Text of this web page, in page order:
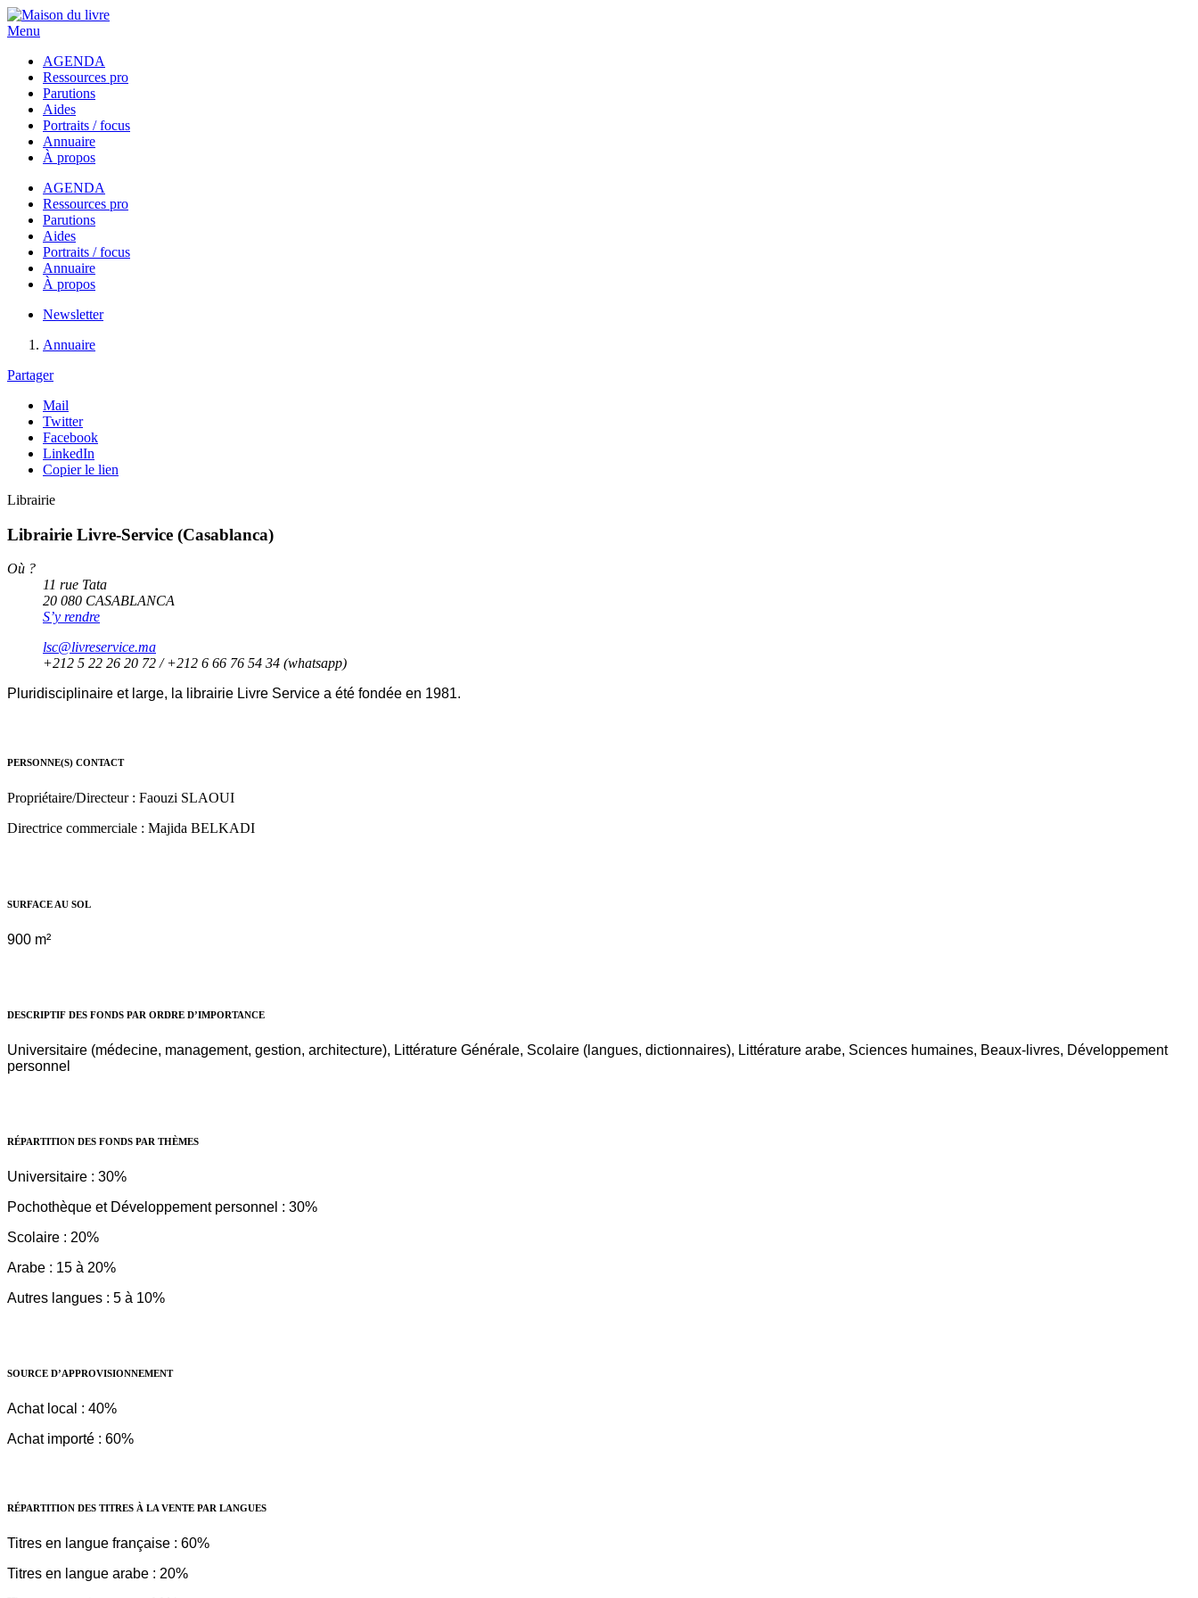
Menu
AGENDA
Ressources pro
Parutions
Aides
Portraits / focus
Annuaire
À propos
AGENDA
Ressources pro
Parutions
Aides
Portraits / focus
Annuaire
À propos
Newsletter
Annuaire
Partager
Mail
Twitter
Facebook
LinkedIn
Copier le lien
Librairie
Librairie Livre-Service (Casablanca)
Où ?
11 rue Tata
20 080 CASABLANCA
S’y rendre
lsc@livreservice.ma
+212 5 22 26 20 72 / +212 6 66 76 54 34 (whatsapp)
Pluridisciplinaire et large, la librairie Livre Service a été fondée en 1981.
PERSONNE(S) CONTACT
Propriétaire/Directeur : Faouzi SLAOUI
Directrice commerciale : Majida BELKADI
SURFACE AU SOL
900 m²
DESCRIPTIF DES FONDS PAR ORDRE D’IMPORTANCE
Universitaire (médecine, management, gestion, architecture), Littérature Générale, Scolaire (langues, dictionnaires), Littérature arabe, Sciences humaines, Beaux-livres, Développement
personnel
RÉPARTITION DES FONDS PAR THÈMES
Universitaire : 30%
Pochothèque et Développement personnel : 30%
Scolaire : 20%
Arabe : 15 à 20%
Autres langues : 5 à 10%
SOURCE D’APPROVISIONNEMENT
Achat local : 40%
Achat importé : 60%
RÉPARTITION DES TITRES À LA VENTE PAR LANGUES
Titres en langue française : 60%
Titres en langue arabe : 20%